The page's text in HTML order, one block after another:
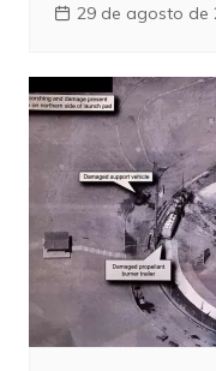
29 de agosto de